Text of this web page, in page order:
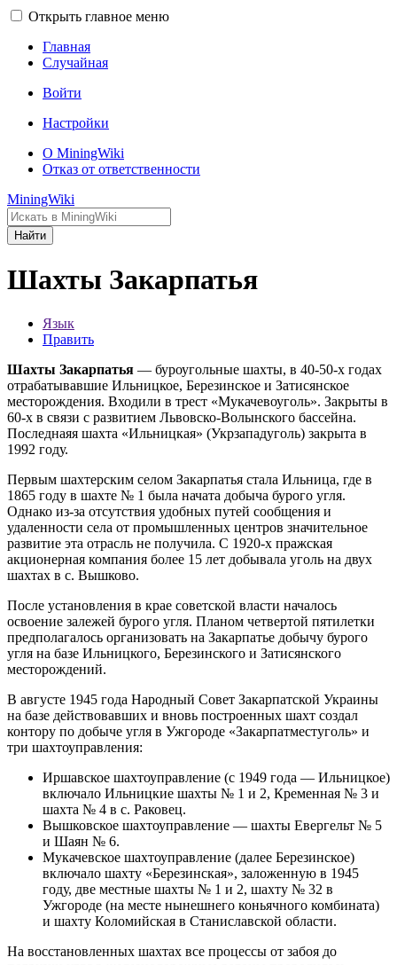
Открыть главное меню
Главная
Случайная
Войти
Настройки
О MiningWiki
Отказ от ответственности
MiningWiki
Найти
Шахты Закарпатья
Язык
Править
Шахты Закарпатья — буроугольные шахты, в 40-50-х годах
отрабатывавшие Ильницкое, Березинское и Затисянское
месторождения. Входили в трест «Мукачевоуголь». Закрыты в
60-х в связи с развитием Львовско-Волынского бассейна.
Последнаяя шахта «Ильницкая» (Укрзападуголь) закрыта в
1992 году.
Первым шахтерским селом Закарпатья стала Ильница, где в
1865 году в шахте № 1 была начата добыча бурого угля.
Однако из-за отсутствия удобных путей сообщения и
удаленности села от промышленных центров значительное
развитие эта отрасль не получила. С 1920-х пражская
акционерная компания более 15 лет добывала уголь на двух
шахтах в с. Вышково.
После установления в крае советской власти началось
освоение залежей бурого угля. Планом четвертой пятилетки
предполагалось организовать на Закарпатье добычу бурого
угля на базе Ильницкого, Березинского и Затисянского
месторождений.
В августе 1945 года Народный Совет Закарпатской Украины
на базе действовавших и вновь построенных шахт создал
контору по добыче угля в Ужгороде «Закарпатместуголь» и
три шахтоуправления:
Иршавское шахтоуправление (с 1949 года — Ильницкое)
включало Ильницкие шахты № 1 и 2, Кременная № 3 и
шахта № 4 в с. Раковец.
Вышковское шахтоуправление — шахты Евергельт № 5
и Шаян № 6.
Мукачевское шахтоуправление (далее Березинское)
включало шахту «Березинская», заложенную в 1945
году, две местные шахты № 1 и 2, шахту № 32 в
Ужгороде (на месте нынешнего коньячного комбината)
и шахту Коломийская в Станиславской области.
На восстановленных шахтах все процессы от забоя до